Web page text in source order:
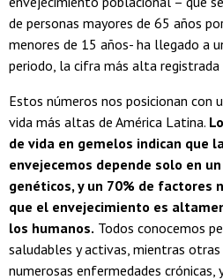
de personas mayores de 65 años
menores de 15 años- ha llegado a
periodo, la cifra más alta
Estos números nos posicionan con
vida más altas de América Latina.
de vida en gemelos indican que
envejecemos depende solo en
genéticos, y un 70% de factores
que el envejecimiento es
los humanos. Todos conocemos
saludables y activas, mientras
numerosas enfermedades